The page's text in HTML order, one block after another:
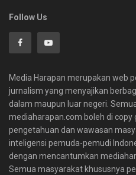
Follow Us
Media Harapan merupakan web
jurnalism yang menyajikan
dalam maupun luar negeri.
mediaharapan.com boleh di
pengetahuan dan wawasan
inteligensi pemuda-pemudi
dengan mencantumkan
Semua masyarakat khususnya